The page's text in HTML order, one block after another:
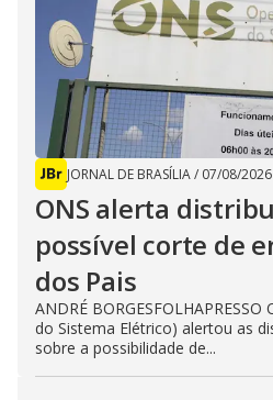
JORNAL DE BRASÍLIA/ 07/08/2026
ONS alerta
possível corte de
dos Pais
ANDRÉ
do Sistema Elétrico) alertou as
sobre a possibilidade de...